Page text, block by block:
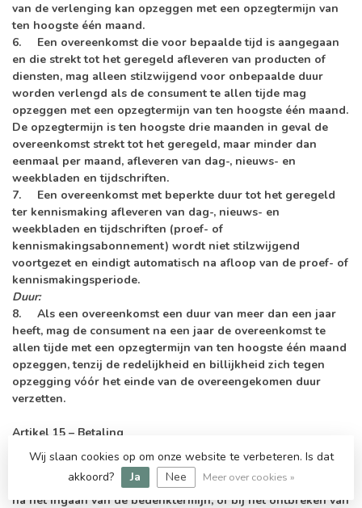
van de verlenging kan opzeggen met een opzegtermijn van
ten hoogste één maand.
6. Een overeenkomst die voor bepaalde tijd is aangegaan
en die strekt tot het geregeld afleveren van producten of
diensten, mag alleen stilzwijgend voor onbepaalde duur
worden verlengd als de consument te allen tijde mag
opzeggen met een opzegtermijn van ten hoogste één maand.
De opzegtermijn is ten hoogste drie maanden in geval de
overeenkomst strekt tot het geregeld, maar minder dan
eenmaal per maand, afleveren van dag-, nieuws- en
weekbladen en tijdschriften.
7. Een overeenkomst met beperkte duur tot het geregeld
ter kennismaking afleveren van dag-, nieuws- en
weekbladen en tijdschriften (proef- of
kennismakingsabonnement) wordt niet stilzwijgend
voortgezet en eindigt automatisch na afloop van de proef- of
kennismakingsperiode.
Duur:
8. Als een overeenkomst een duur van meer dan een jaar
heeft, mag de consument na een jaar de overeenkomst te
allen tijde met een opzegtermijn van ten hoogste één maand
opzeggen, tenzij de redelijkheid en billijkheid zich tegen
opzegging vóór het einde van de overeengekomen duur
verzetten.
Artikel 15 – Betaling
1. Voor zover niet anders is bepaald in de overeenkomst of
aanvullende voorwaarden, dienen de door de consument
verschuldigde bedragen te worden voldaan binnen 14 dagen
na het ingaan van de bedenktermijn, of bij het ontbreken van
Wij slaan cookies op om onze website te verbeteren. Is dat
akkoord?
Ja Nee Meer over cookies »